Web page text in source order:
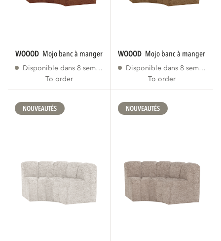
WOOOD mojo banc à manger coin rond dossier...
Disponible dans 8 semaines
To order
WOOOD mojo banc à manger
Disponible dans 8 semaines
To order
NOUVEAUTÉS NOUVEAUTÉS